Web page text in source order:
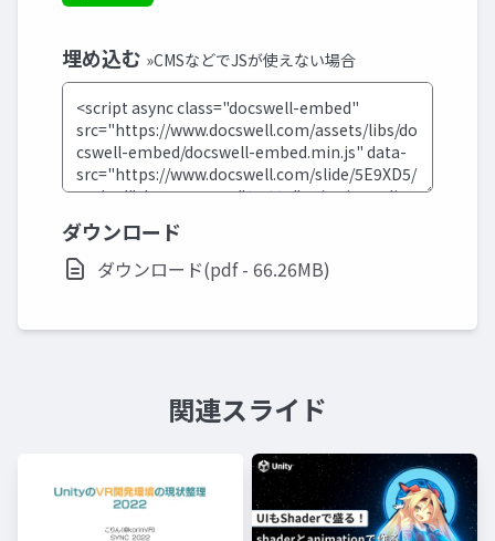
埋め込む »CMSなどでJSが使えない場合
ダウンロード
ダウンロード(pdf - 66.26MB)
関連スライド